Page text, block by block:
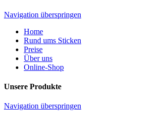
Navigation überspringen
Home
Rund ums Sticken
Preise
Über uns
Online-Shop
Unsere Produkte
Navigation überspringen